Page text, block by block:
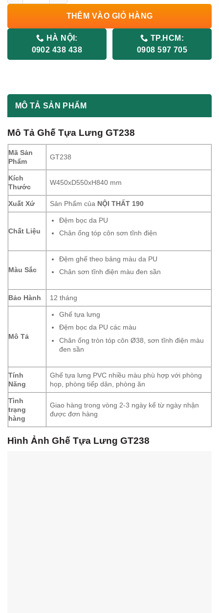
THÊM VÀO GIỎ HÀNG
HÀ NỘI:
0902 438 438
TP.HCM:
0908 597 705
MÔ TẢ SẢN PHẨM
Mô Tả Ghế Tựa Lưng GT238
Mã Sản
Phẩm
GT238
Kích
Thước
W450xD550xH840 mm
Xuất Xứ Sản Phẩm của NỘI THẤT 190
Chất Liệu
Đệm bọc da PU
Chân ống tóp côn sơn tĩnh điện
Màu Sắc
Đệm ghế theo bảng màu da PU
Chân sơn tĩnh điện màu đen sần
Bảo Hành 12 tháng
Mô Tả
Ghế tựa lưng
Đệm bọc da PU các màu
Chân ống tròn tóp côn Ø38, sơn tĩnh điện màu
đen sần
Tính
Năng
Ghế tựa lưng PVC nhiều màu phù hợp với phòng
họp, phòng tiếp dân, phòng ăn
Tình
trạng
hàng
Giao hàng trong vòng 2-3 ngày kể từ ngày nhận
được đơn hàng
Hình Ảnh Ghế Tựa Lưng GT238